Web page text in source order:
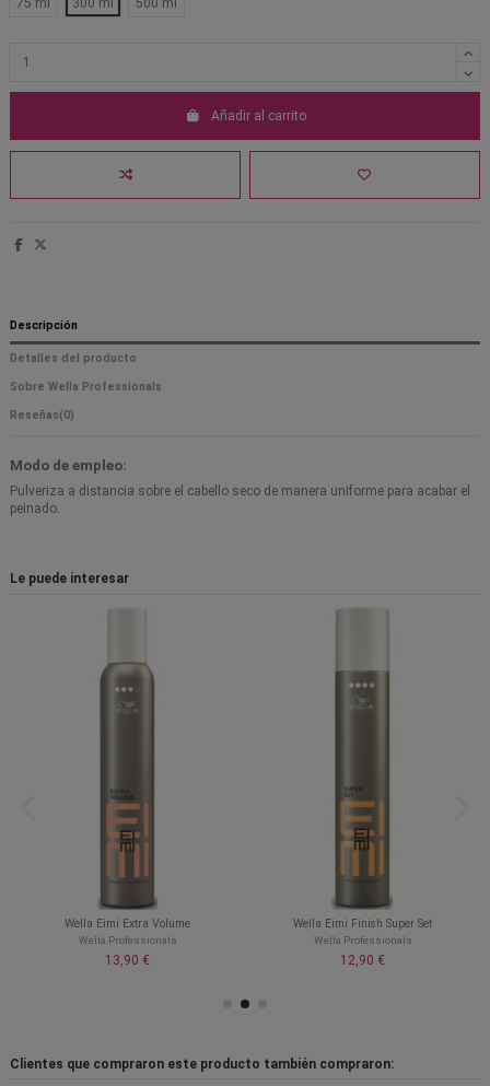
Añadir al carrito
Descripción
Detalles del producto
Sobre Wella Professionals
Reseñas(0)
Modo de empleo:
Pulveriza a distancia sobre el cabello seco de manera uniforme para acabar el
peinado.
Le puede interesar
Wella Eimi Extra Volume
Wella Professionals
13,90 €
Wella Eimi Finish Super Set
Wella Professionals
12,90 €
Clientes que compraron este producto también compraron: